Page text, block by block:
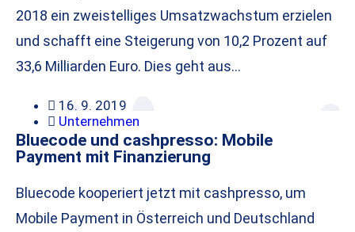
2018 ein zweistelliges Umsatzwachstum erzielen
und schafft eine Steigerung von 10,2 Prozent auf
33,6 Milliarden Euro. Dies geht aus…
16. 9. 2019
Unternehmen
Bluecode und cashpresso: Mobile
Payment mit Finanzierung
Bluecode kooperiert jetzt mit cashpresso, um
Mobile Payment in Österreich und Deutschland